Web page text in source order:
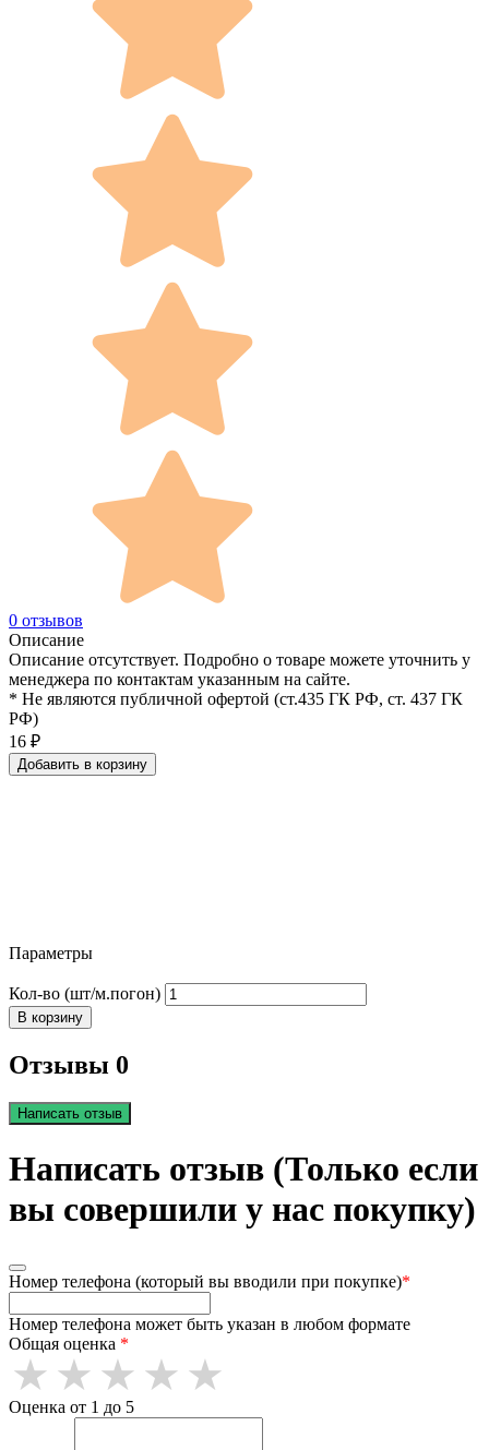
0 отзывов
Описание
Описание отсутствует. Подробно о товаре можете уточнить у
менеджера по контактам указанным на сайте.
* Не являются публичной офертой (ст.435 ГК РФ, cт. 437 ГК
РФ)
16 ₽
Добавить в корзину
Параметры
Кол-во (шт/м.погон)
В корзину
Отзывы 0
Написать отзыв
Написать отзыв (Только если
вы совершили у нас покупку)
Номер телефона (который вы вводили при покупке)*
Номер телефона может быть указан в любом формате
Общая оценка *
Оценка от 1 до 5